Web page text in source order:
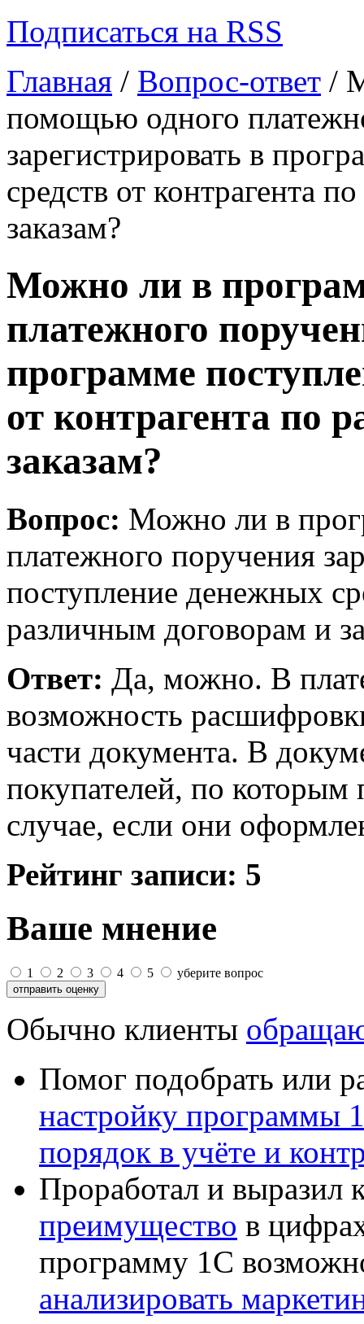
Подписаться на RSS
Главная / Вопрос-ответ /
помощью одного
зарегистрировать в
средств от контрагента
заказам?
Можно ли в
платежного
программе
от контрагента по
заказам?
Вопрос: Можно ли в
платежного поручения
поступление денежных
различным договорам и
Ответ: Да, можно. В
возможность
части документа. В
покупателей, по
случае, если они
Рейтинг записи: 5
Ваше мнение
1 2 3 4 5 уберите вопрос
Обычно клиенты
Помог подобрать или
настройку программы
порядок в учёте и
Проработал и выразил
преимущество в
программу 1С
анализировать